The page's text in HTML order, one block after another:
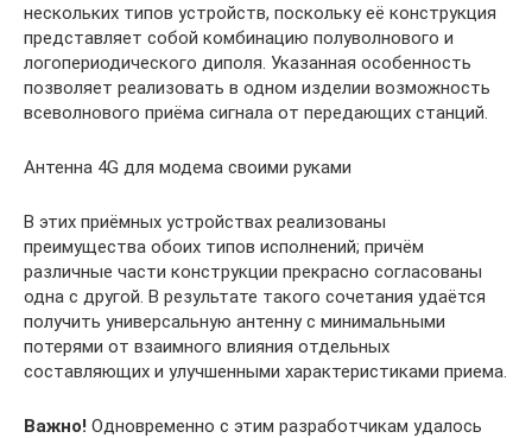
нескольких типов устройств, поскольку её конструкция
представляет собой комбинацию полуволнового и
логопериодического диполя. Указанная особенность
позволяет реализовать в одном изделии возможность
всеволнового приёма сигнала от передающих станций.
Антенна 4G для модема своими руками
В этих приёмных устройствах реализованы
преимущества обоих типов исполнений; причём
различные части конструкции прекрасно согласованы
одна с другой. В результате такого сочетания удаётся
получить универсальную антенну с минимальными
потерями от взаимного влияния отдельных
составляющих и улучшенными характеристиками приема.
Важно! Одновременно с этим разработчикам удалось